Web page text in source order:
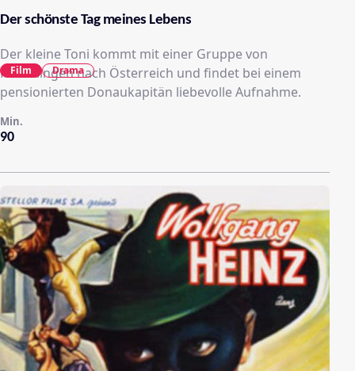
Der schönste Tag meines Lebens
Der kleine Toni kommt mit einer Gruppe von
Flüchtlingen nach Österreich und findet bei einem
pensionierten Donaukapitän liebevolle Aufnahme.
90
Min.
Film Drama